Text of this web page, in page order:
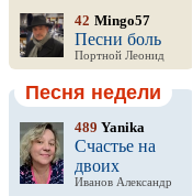
42 Mingo57
Песни боль
Портной Леонид
Песня недели
489 Yanika
Счастье на
двоих
Иванов Александр